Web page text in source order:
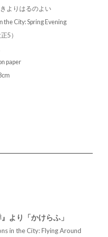
よりはるのよい
the City: Spring Evening
5）
paper
』より「かけらふ」
in the City: Flying Around